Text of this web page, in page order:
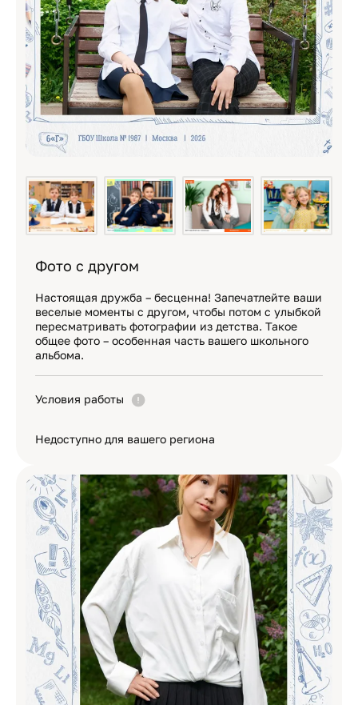
Фото с другом
Настоящая дружба – бесценна! Запечатлейте ваши
веселые моменты с другом, чтобы потом с улыбкой
пересматривать фотографии из детства. Такое
общее фото – особенная часть вашего школьного
альбома.
Условия работы
Недоступно для вашего региона